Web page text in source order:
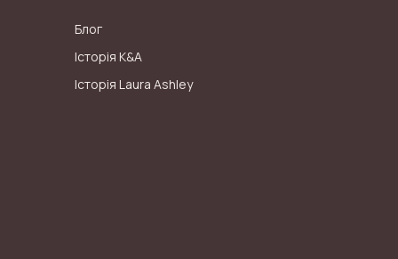
Блог
Історія K&A
Історія Laura Ashley